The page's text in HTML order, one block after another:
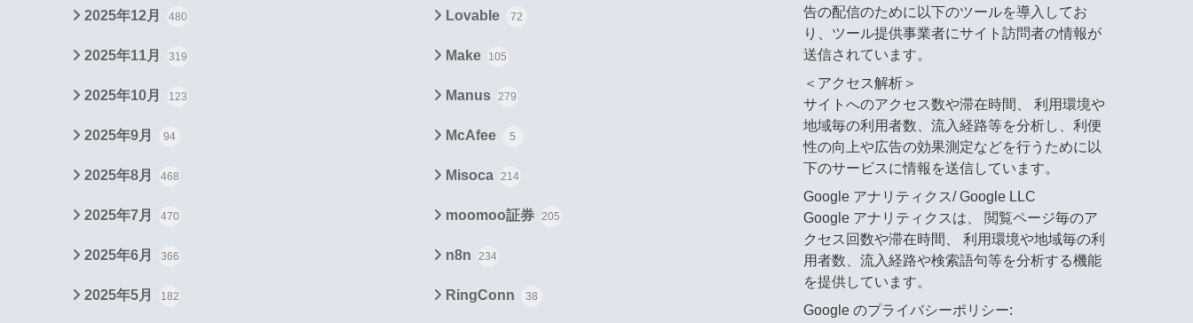
2025年12月 480
2025年11月 319
2025年10月 123
2025年9月 94
2025年8月 468
2025年7月 470
2025年6月 366
2025年5月 182
Lovable 72
Make 105
Manus 279
McAfee 5
Misoca 214
moomoo証券 205
n8n 234
RingConn 38
告の配信のために以下のツールを導入してお
り、ツール提供事業者にサイト訪問者の情報が
送信されています。
＜アクセス解析＞
サイトへのアクセス数や滞在時間、 利用環境や
地域毎の利用者数、流入経路等を分析し、利便
性の向上や広告の効果測定などを行うために以
下のサービスに情報を送信しています。
Google アナリティクス/ Google LLC
Google アナリティクスは、 閲覧ページ毎のア
クセス回数や滞在時間、 利用環境や地域毎の利
用者数、流入経路や検索語句等を分析する機能
を提供しています。
Google のプライバシーポリシー: